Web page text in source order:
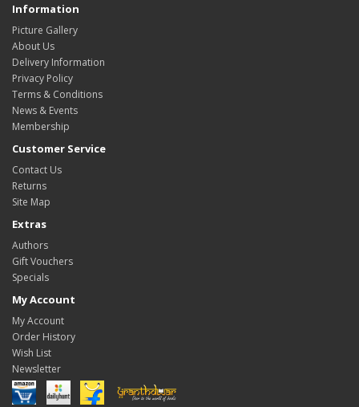
Information
Picture Gallery
About Us
Delivery Information
Privacy Policy
Terms & Conditions
News & Events
Membership
Customer Service
Contact Us
Returns
Site Map
Extras
Authors
Gift Vouchers
Specials
My Account
My Account
Order History
Wish List
Newsletter